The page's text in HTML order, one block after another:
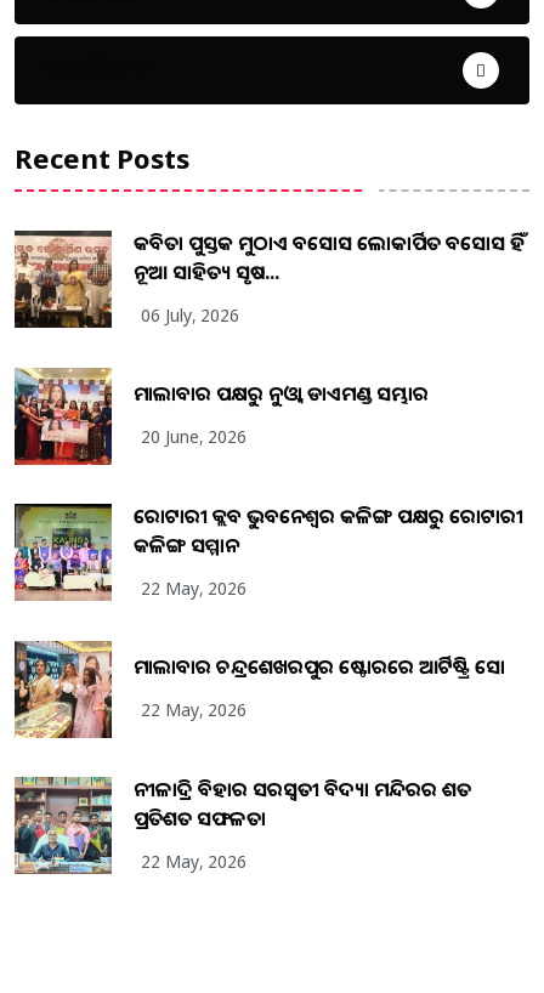
Recent Posts
କବିତା ପୁସ୍ତକ ମୁଠାଏ ଅବସୋସ ଲୋକାର୍ପିତ ଅବସୋସ ହିଁ
ନୂଆ ସାହିତ୍ୟ ସୃଷ...
06 July, 2026
ମାଲାବାର ପକ୍ଷରୁ ନୁଓ୍ବା ଡାଏମଣ୍ଡ ସମ୍ଭାର
20 June, 2026
ରୋଟାରୀ କ୍ଲବ ଭୁବନେଶ୍ୱର କଳିଙ୍ଗ ପକ୍ଷରୁ ରୋଟାରୀ
କଳିଙ୍ଗ ସମ୍ମାନ
22 May, 2026
ମାଲାବାର ଚନ୍ଦ୍ରଶେଖରପୁର ଷ୍ଟୋରରେ ଆର୍ଟିଷ୍ଟ୍ରି ସୋ
22 May, 2026
ନୀଳାଦ୍ରି ବିହାର ସରସ୍ୱତୀ ବିଦ୍ୟା ମନ୍ଦିରର ଶତ
ପ୍ରତିଶତ ସଫଳତା
22 May, 2026